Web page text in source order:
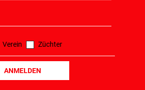
Verein Züchter
ANMELDEN